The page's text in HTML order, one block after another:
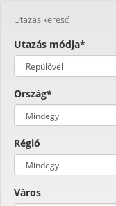
Utazás kereső
Utazás módja*
Ország*
Régió
Város